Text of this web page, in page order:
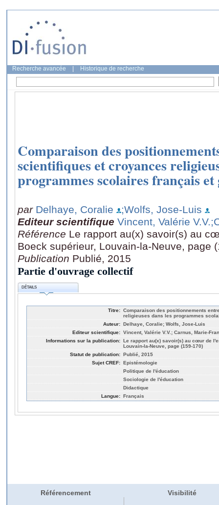
Recherche avancée Historique de recherche
Comparaison des
scientifiques et croyances
programmes scolaires français et
par Delhaye, Coralie
;Wolfs, Jose-Luis
Editeur scientifique Vincent, Valérie V.V.
Référence Le rapport au(x) savoir(s) au
Boeck supérieur, Louvain-la-Neuve, page
Publication Publié, 2015
Partie d'ouvrage collectif
DÉTAILS
Titre: Comparaison des positionnements
religieuses dans les programmes
Auteur: Delhaye, Coralie; Wolfs, Jose-Luis
Editeur scientifique: Vincent, Valérie V.V.; Carnus, Marie-
Informations sur la publication: Le rapport au(x) savoir(s) au cœur de
Louvain-la-Neuve, page (159-170)
Statut de publication: Publié, 2015
Sujet CREF: Epistémologie
Politique de l'éducation
Sociologie de l'éducation
Didactique
Langue: Français
Référencement Visibilité